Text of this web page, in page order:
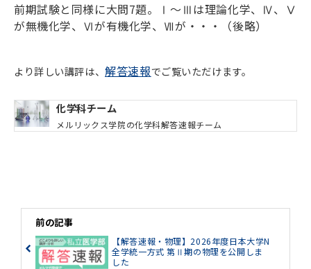
前期試験と同様に大問7題。Ⅰ～Ⅲは理論化学、Ⅳ、Ⅴ
が無機化学、Ⅵが有機化学、Ⅶが・・・（後略）
より詳しい講評は、解答速報でご覧いただけます。
化学科チーム
メルリックス学院の化学科解答速報チーム
前の記事
【解答速報・物理】2026年度日本大学N
全学統一方式 第Ⅱ期の物理を公開しま
した